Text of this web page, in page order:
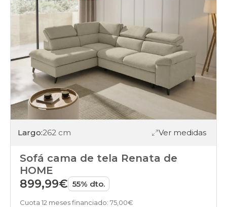
Largo:262 cm Ver medidas
Sofá cama de tela Renata de
HOME
899,99€ 55% dto.
Cuota 12 meses financiado: 75,00€